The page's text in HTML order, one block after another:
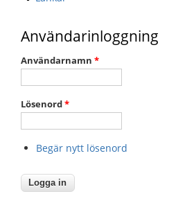
Användarinloggning
Användarnamn *
Lösenord*
Begär nytt lösenord